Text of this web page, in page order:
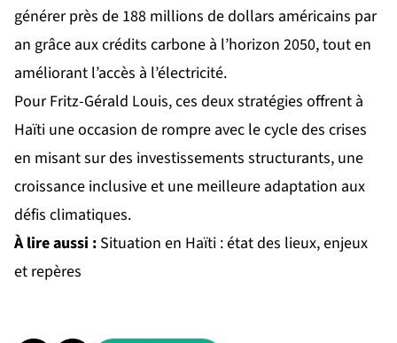
générer près de 188 millions de dollars américains par
an grâce aux crédits carbone à l’horizon 2050, tout en
améliorant l’accès à l’électricité.
Pour Fritz-Gérald Louis, ces deux stratégies offrent à
Haïti une occasion de rompre avec le cycle des crises
en misant sur des investissements structurants, une
croissance inclusive et une meilleure adaptation aux
défis climatiques.
À lire aussi : Situation en Haïti : état des lieux, enjeux
et repères